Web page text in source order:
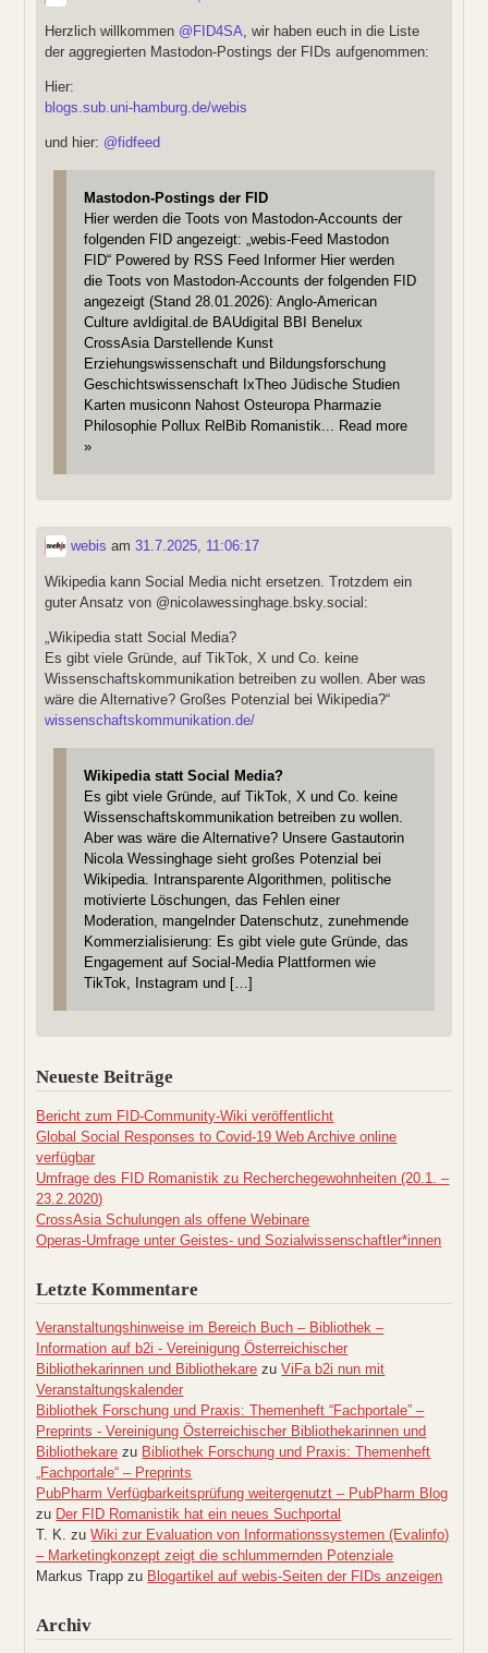
Herzlich willkommen @ FID4SA, wir haben euch in die Liste
der aggregierten Mastodon-Postings der FIDs aufgenommen:
Hier:
blogs.sub.uni-hamburg.de/webis
und hier: @fidfeed
Mastodon-Postings der FID
Hier werden die Toots von Mastodon-Accounts der
folgenden FID angezeigt: „webis-Feed Mastodon
FID“ Powered by RSS Feed Informer Hier werden
die Toots von Mastodon-Accounts der folgenden FID
angezeigt (Stand 28.01.2026): Anglo-American
Culture avldigital.de BAUdigital BBI Benelux
CrossAsia Darstellende Kunst
Erziehungswissenschaft und Bildungsforschung
Geschichtswissenschaft IxTheo Jüdische Studien
Karten musiconn Nahost Osteuropa Pharmazie
Philosophie Pollux RelBib Romanistik... Read more
»
webis am31.7.2025, 11:06:17
Wikipedia kann Social Media nicht ersetzen. Trotzdem ein
guter Ansatz von @nicolawessinghage.bsky.social:
„Wikipedia statt Social Media?
Es gibt viele Gründe, auf TikTok, X und Co. keine
Wissenschaftskommunikation betreiben zu wollen. Aber was
wäre die Alternative? Großes Potenzial bei Wikipedia?“
wissenschaftskommunikation.de/
Wikipedia statt Social Media?
Es gibt viele Gründe, auf TikTok, X und Co. keine
Wissenschaftskommunikation betreiben zu wollen.
Aber was wäre die Alternative? Unsere Gastautorin
Nicola Wessinghage sieht großes Potenzial bei
Wikipedia. Intransparente Algorithmen, politische
motivierte Löschungen, das Fehlen einer
Moderation, mangelnder Datenschutz, zunehmende
Kommerzialisierung: Es gibt viele gute Gründe, das
Engagement auf Social-Media Plattformen wie
TikTok, Instagram und […]
Neueste Beiträge
Bericht zum FID-Community-Wiki veröffentlicht
Global Social Responses to Covid-19 Web Archive online
verfügbar
Umfrage des FID Romanistik zu Recherchegewohnheiten (20.1. –
23.2.2020)
CrossAsia Schulungen als offene Webinare
Operas-Umfrage unter Geistes- und Sozialwissenschaftler*innen
Letzte Kommentare
Veranstaltungshinweise im Bereich Buch – Bibliothek –
Information auf b2i - Vereinigung Österreichischer
Bibliothekarinnen und Bibliothekare zuViFa b2i nun mit
Veranstaltungskalender
Bibliothek Forschung und Praxis: Themenheft “Fachportale” –
Preprints - Vereinigung Österreichischer Bibliothekarinnen und
Bibliothekare zu Bibliothek Forschung und Praxis: Themenheft
„Fachportale“ – Preprints
PubPharm Verfügbarkeitsprüfung weitergenutzt – PubPharm Blog
zu Der FID Romanistik hat ein neues Suchportal
T. K. zuWiki zur Evaluation von Informationssystemen (Evalinfo)
– Marketingkonzept zeigt die schlummernden Potenziale
Markus Trapp zu Blogartikel auf webis-Seiten der FIDs anzeigen
Archiv